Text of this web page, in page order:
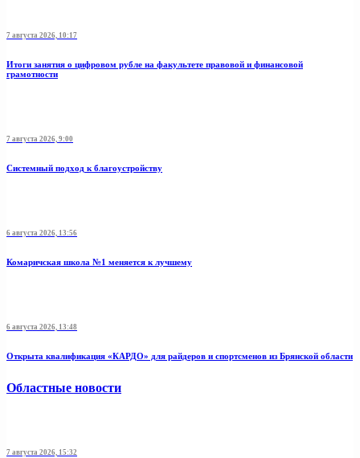
7 августа 2026, 10:17
Итоги занятия о цифровом рубле на факультете правовой и финансовой
грамотности
7 августа 2026, 9:00
Системный подход к благоустройству
6 августа 2026, 13:56
Комаричская школа №1 меняется к лучшему
6 августа 2026, 13:48
Открыта квалификация «КАРДО» для райдеров и спортсменов из Брянской области
Областные новости
7 августа 2026, 15:32